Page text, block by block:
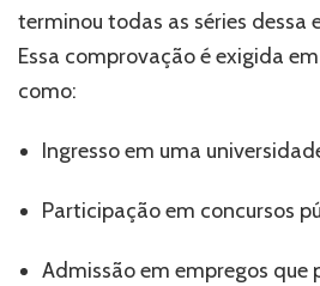
terminou todas as séries dessa
Essa comprovação é exigida
como:
Ingresso em uma
Participação em concursos
Admissão em empregos que